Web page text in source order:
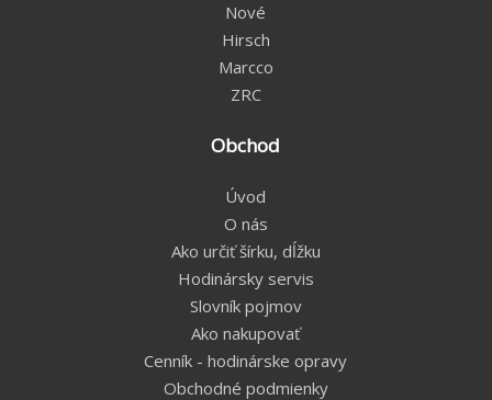
Nové
Hirsch
Marcco
ZRC
Obchod
Úvod
O nás
Ako určiť šírku, dĺžku
Hodinársky servis
Slovník pojmov
Ako nakupovať
Cenník - hodinárske opravy
Obchodné podmienky